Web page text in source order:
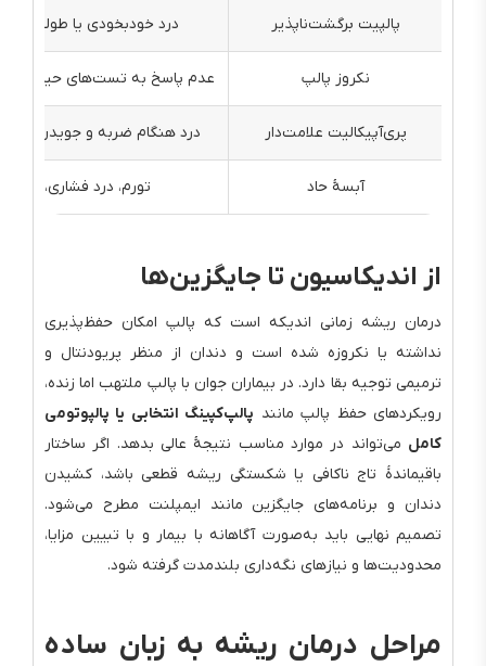
پالپیت برگشت‌ناپذیر درد خودبخودی یا طولانی
نکروز پالپ عدم پاسخ به تست‌های حیاتی،
پری‌آپیکالیت علامت‌دار درد هنگام ضربه و جویدن،
آبسهٔ حاد تورم، درد فشاری، تب
از اندیکاسیون تا جایگزین‌ها
درمان ریشه زمانی اندیکه است که پالپ امکان حفظ‌پذیری
نداشته یا نکروزه شده است و دندان از منظر پریودنتال و
ترمیمی توجیه بقا دارد. در بیماران جوان با پالپ ملتهب اما زنده،
رویکردهای حفظ پالپ مانند پالپ‌کپینگ انتخابی یا پالپوتومی
کامل می‌تواند در موارد مناسب نتیجهٔ عالی بدهد. اگر ساختار
باقیماندهٔ تاج ناکافی یا شکستگی ریشه قطعی باشد، کشیدن
دندان و برنامه‌های جایگزین مانند ایمپلنت مطرح می‌شود.
تصمیم نهایی باید به‌صورت آگاهانه با بیمار و با تبیین مزایا،
محدودیت‌ها و نیازهای نگه‌داری بلندمدت گرفته شود.
مراحل درمان ریشه به زبان ساده